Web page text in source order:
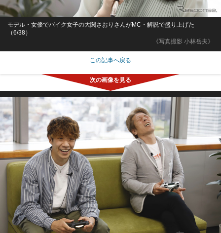
《写真撮影 小林岳夫》
モデル・女優でバイク女子の大関さおりさんがMC・解説で盛り上げた
（6/38）
この記事へ戻る